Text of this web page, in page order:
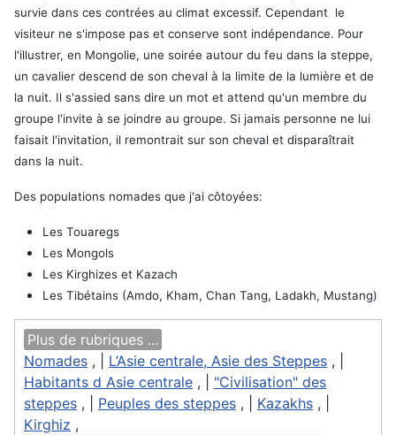
survie dans ces contrées au climat excessif. Cependant le
visiteur ne s'impose pas et conserve sont indépendance. Pour
l'illustrer, en Mongolie, une soirée autour du feu dans la steppe,
un cavalier descend de son cheval à la limite de la lumière et de
la nuit. Il s'assied sans dire un mot et attend qu'un membre du
groupe l'invite à se joindre au groupe. Si jamais personne ne lui
faisait l'invitation, il remontrait sur son cheval et disparaîtrait
dans la nuit.
Des populations nomades que j'ai côtoyées:
Les Touaregs
Les Mongols
Les Kirghizes et Kazach
Les Tibétains (Amdo, Kham, Chan Tang, Ladakh, Mustang)
Plus de rubriques ...
Nomades , | L’Asie centrale, Asie des Steppes , |
Habitants d Asie centrale , | "Civilisation" des
steppes , | Peuples des steppes , | Kazakhs , |
Kirghiz ,